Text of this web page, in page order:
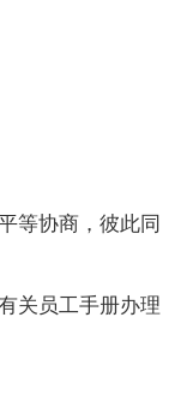
等协商，彼此同
关员工手册办理